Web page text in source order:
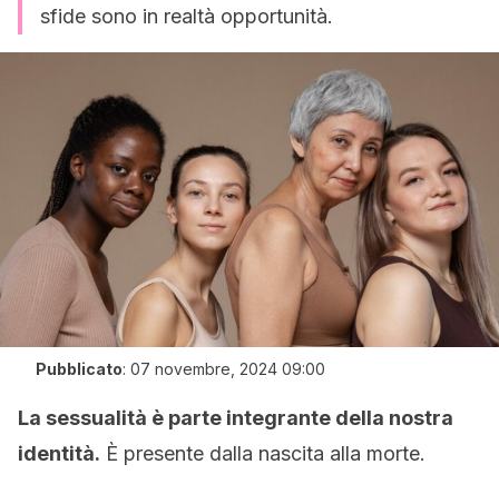
sfide sono in realtà opportunità.
Pubblicato: 07 novembre, 2024 09:00
La sessualità è parte integrante della nostra
identità. È presente dalla nascita alla morte.